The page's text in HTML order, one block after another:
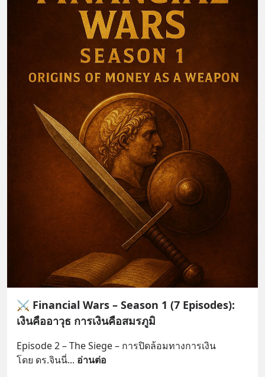
⚔️ Financial Wars – Season 1 (7 Episodes):
เงินคืออาวุธ การเงินคือสมรภูมิ
Episode 2 – The Siege – การปิดล้อมทางการเงิน
โดย ดร.จินนี่... อ่านต่อ